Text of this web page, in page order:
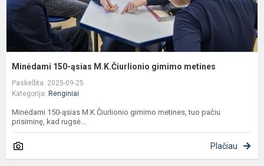
Minėdami 150-ąsias M.K.Čiurlionio gimimo metines
Paskelbta: 2025-09-25
Kategorija: Renginiai
Minėdami 150-ąsias M.K.Čiurlionio gimimo metines, tuo pačiu
prisiminę, kad rugsė...
Plačiau